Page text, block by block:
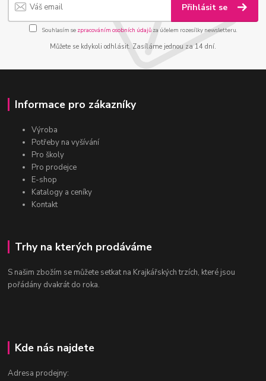
Přihlásit se
Souhlasím se zpracováním osobních údajůza účelem rozesílky newsletteru.
Můžete se kdykoli odhlásit. Zasíláme jednou za 14 dní.
Informace pro zákazníky
Výroba
Potřeby na vyšívání
Pro školy
Pro prodejce
E-shop
Katalogy a ceníky
Kontakt
Trhy na kterých prodáváme
S našim zbožím se můžete setkat na Krajkářských trzích, které jsou
pořádány dvakrát do roka.
Kde nás najdete
Adresa prodejny: